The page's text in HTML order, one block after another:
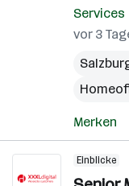
Services
vor 3
Merken
Einblicke